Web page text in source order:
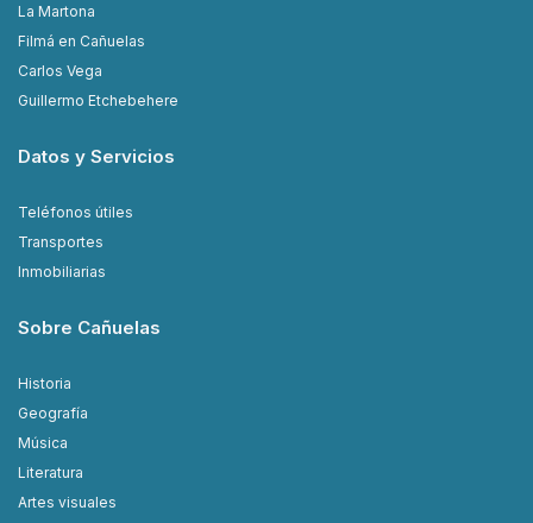
La Martona
Filmá en Cañuelas
Carlos Vega
Guillermo Etchebehere
Datos y Servicios
Teléfonos útiles
Transportes
Inmobiliarias
Sobre Cañuelas
Historia
Geografía
Música
Literatura
Artes visuales